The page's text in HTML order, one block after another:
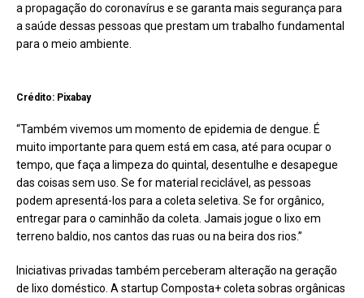
a propagação do coronavírus e se garanta mais segurança para
a saúde dessas pessoas que prestam um trabalho fundamental
para o meio ambiente.
Crédito: Pixabay
“Também vivemos um momento de epidemia de dengue. É
muito importante para quem está em casa, até para ocupar o
tempo, que faça a limpeza do quintal, desentulhe e desapegue
das coisas sem uso. Se for material reciclável, as pessoas
podem apresentá-los para a coleta seletiva. Se for orgânico,
entregar para o caminhão da coleta. Jamais jogue o lixo em
terreno baldio, nos cantos das ruas ou na beira dos rios.”
Iniciativas privadas também perceberam alteração na geração
de lixo doméstico. A startup Composta+ coleta sobras orgânicas